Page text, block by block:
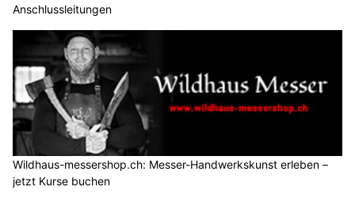
Anschlussleitungen
Wildhaus-messershop.ch: Messer-Handwerkskunst erleben –
jetzt Kurse buchen